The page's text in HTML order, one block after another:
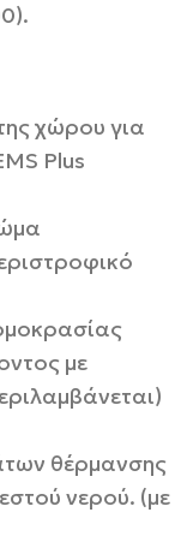
χώρου για
Plus
με
θέρμανσης
νερού. (με